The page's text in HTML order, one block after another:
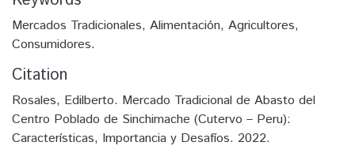
Mercados Tradicionales, Alimentación, Agricultores,
Consumidores.
Citation
Rosales, Edilberto. Mercado Tradicional de Abasto del
Centro Poblado de Sinchimache (Cutervo – Peru):
Características, Importancia y Desafíos. 2022.